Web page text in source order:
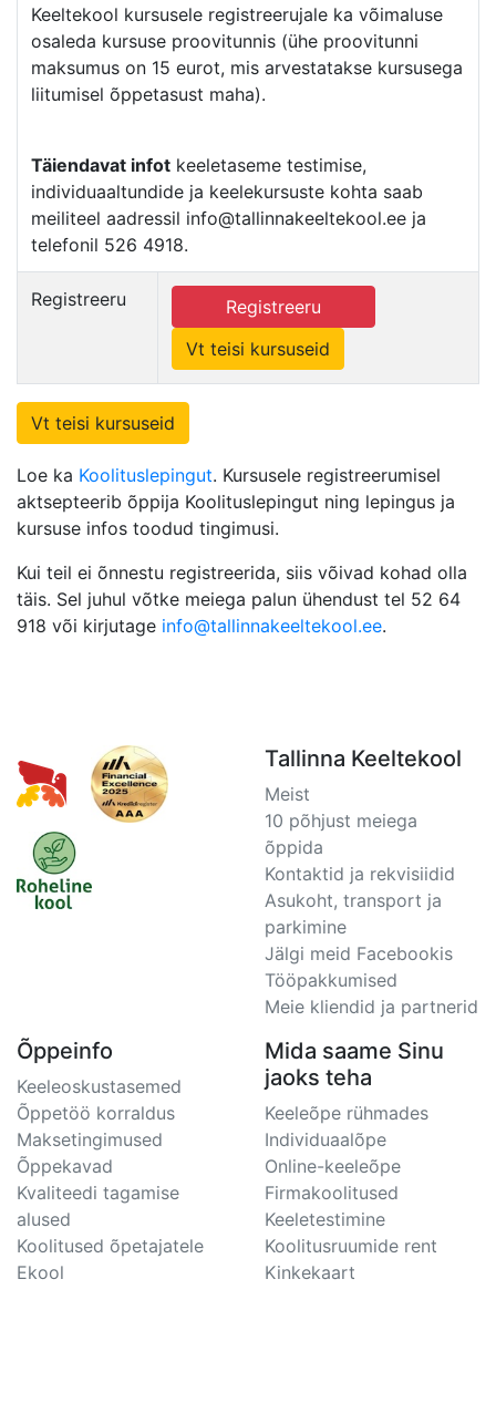
Keeltekool kursusele registreerujale ka võimaluse
osaleda kursuse proovitunnis (ühe proovitunni
maksumus on 15 eurot, mis arvestatakse kursusega
liitumisel õppetasust maha).
Täiendavat infot keeletaseme testimise,
individuaaltundide ja keelekursuste kohta saab
meiliteel aadressil info@tallinnakeeltekool.ee ja
telefonil 526 4918.
Registreeru
Registreeru
Vt teisi kursuseid
Vt teisi kursuseid
Loe ka Koolituslepingut. Kursusele registreerumisel
aktsepteerib õppija Koolituslepingut ning lepingus ja
kursuse infos toodud tingimusi.
Kui teil ei õnnestu registreerida, siis võivad kohad olla
täis. Sel juhul võtke meiega palun ühendust tel 52 64
918 või kirjutage info@tallinnakeeltekool.ee.
Tallinna Keeltekool
Meist
10 põhjust meiega
õppida
Kontaktid ja rekvisiidid
Asukoht, transport ja
parkimine
Jälgi meid Facebookis
Tööpakkumised
Meie kliendid ja partnerid
Õppeinfo
Keeleoskustasemed
Õppetöö korraldus
Maksetingimused
Õppekavad
Kvaliteedi tagamise
alused
Koolitused õpetajatele
Ekool
Mida saame Sinu
jaoks teha
Keeleõpe rühmades
Individuaalõpe
Online-keeleõpe
Firmakoolitused
Keeletestimine
Koolitusruumide rent
Kinkekaart